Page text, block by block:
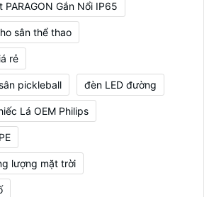
Gắn Nổi IP65
sân thể thao
rẻ
pickleball đèn LED đường
Lá OEM Philips
lượng mặt trời